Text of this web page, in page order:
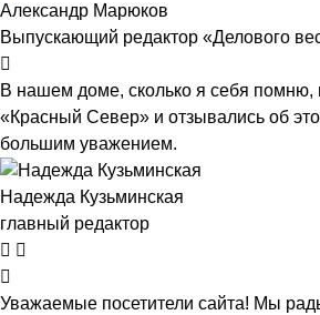
Александр Марюков
Выпускающий редактор «Делового
В нашем доме, сколько я себя помню,
«Красный Север» и отзывались об
большим уважением.
Надежда Кузьминская
главный редактор
Уважаемые посетители сайта! Мы